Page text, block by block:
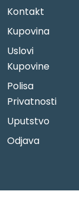
Kontakt
Kupovina
Uslovi
Kupovine
Polisa
Privatnosti
Uputstvo
Odjava